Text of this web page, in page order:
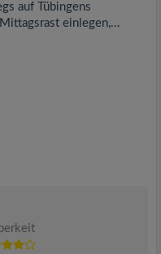
auf Tübingens
einlegen,...